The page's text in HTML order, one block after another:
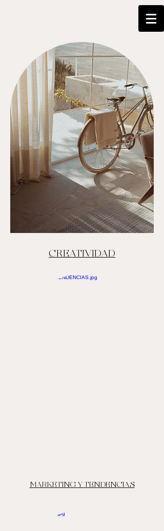
CREATIVIDAD
MARKETING Y TENDENCIAS